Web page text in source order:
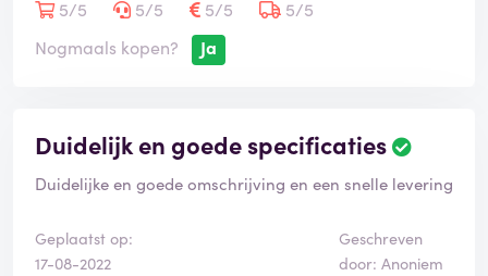
5/5 5/5 5/5
5/5
Nogmaals kopen?
Ja
Duidelijk en goede specificaties
Duidelijke en goede omschrijving en een snelle levering
Geplaatst op:
17-08-2022
Geschreven
door: Anoniem